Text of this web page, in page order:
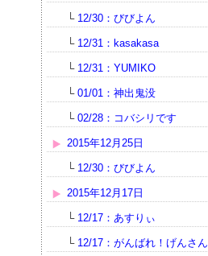
└ 12/30：びびよん
└ 12/31：kasakasa
└ 12/31：YUMIKO
└ 01/01：神出鬼没
└ 02/28：コバシリです
2015年12月25日
└ 12/30：びびよん
2015年12月17日
└ 12/17：あすりぃ
└ 12/17：がんばれ！げんさん